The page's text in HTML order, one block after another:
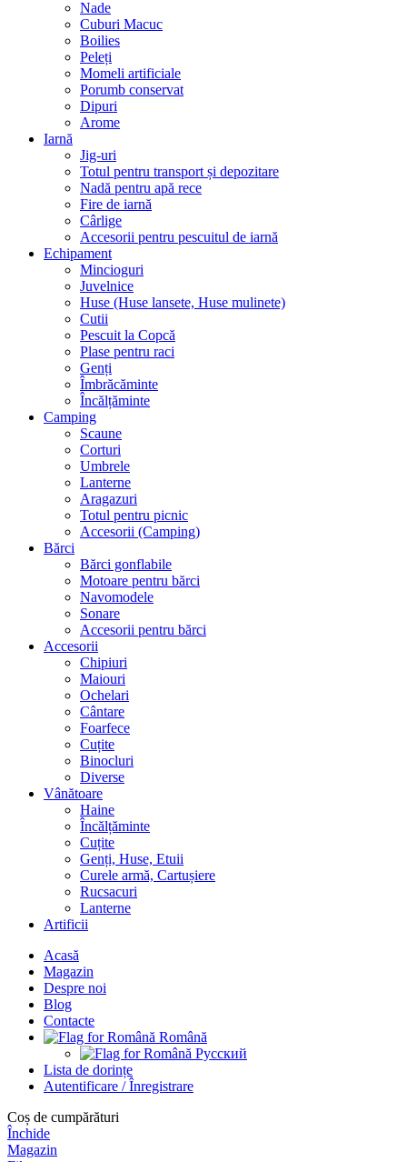
Nade
Cuburi Macuc
Boilies
Peleți
Momeli artificiale
Porumb conservat
Dipuri
Arome
Iarnă
Jig-uri
Totul pentru transport și depozitare
Nadă pentru apă rece
Fire de iarnă
Cârlige
Accesorii pentru pescuitul de iarnă
Echipament
Mincioguri
Juvelnice
Huse (Huse lansete, Huse mulinete)
Cutii
Pescuit la Copcă
Plase pentru raci
Genți
Îmbrăcăminte
Încălțăminte
Camping
Scaune
Corturi
Umbrele
Lanterne
Aragazuri
Totul pentru picnic
Accesorii (Camping)
Bărci
Bărci gonflabile
Motoare pentru bărci
Navomodele
Sonare
Accesorii pentru bărci
Accesorii
Chipiuri
Maiouri
Ochelari
Cântare
Foarfece
Cuțite
Binocluri
Diverse
Vânătoare
Haine
Încălțăminte
Cuțite
Genți, Huse, Etuii
Curele armă, Cartușiere
Rucsacuri
Lanterne
Artificii
Acasă
Magazin
Despre noi
Blog
Contacte
Română
Русский
Lista de dorințe
Autentificare / Înregistrare
Coș de cumpărături
Închide
Magazin